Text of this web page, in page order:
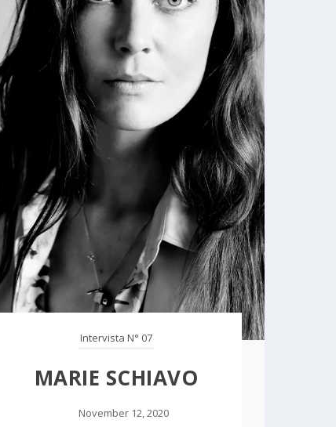
Intervista N° 07
MARIE SCHIAVO
November 12, 2020